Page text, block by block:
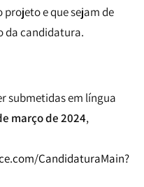
e que sejam de
da candidatura.
submetidas em língua
março de 2024,
CandidaturaMain?